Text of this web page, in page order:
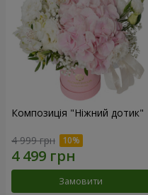
Композиція "Ніжний дотик"
4 999 грн
Замовити